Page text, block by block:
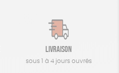
Livraison
sous 1 à 4 jours ouvrés